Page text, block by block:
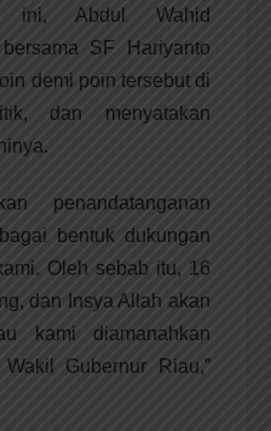
ini, Abdul Wahid
SF Hariyanto
demi poin tersebut di
dan menyatakan
penandatanganan
bentuk dukungan
Oleh sebab itu, 16
dan Insya Allah akan
kami diamanahkan
Gubernur Riau,”